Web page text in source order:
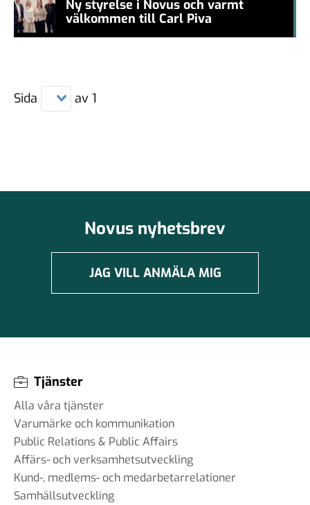
Ny styrelse i Novus och varmt
välkommen till Carl Piva
Sida av 1
Novus nyhetsbrev
JAG VILL ANMÄLA MIG
Tjänster
Alla våra tjänster
Varumärke och kommunikation
Public Relations & Public Affairs
Affärs- och verksamhetsutveckling
Kund-, medlems- och medarbetarrelationer
Samhällsutveckling